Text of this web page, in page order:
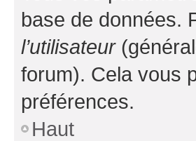
base de données.
l’utilisateur
forum). Cela vous
préférences.
Haut